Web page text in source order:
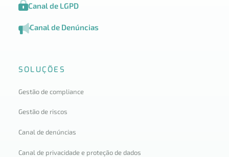
Canal de LGPD
Canal de Denúncias
SOLUÇÕES
Gestão de compliance
Gestão de riscos
Canal de denúncias
Canal de privacidade e proteção de dados